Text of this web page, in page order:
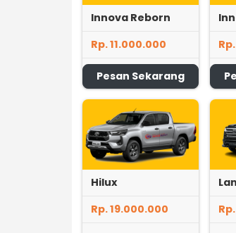
Innova Reborn
Rp. 11.000.000
Pesan Sekarang
Hilux
Rp. 19.000.000